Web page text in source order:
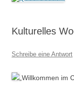
Kulturelles
Schreibe eine Antwort
„Willkommen im